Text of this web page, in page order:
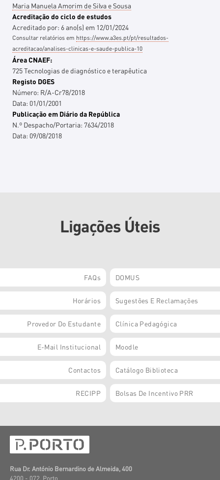
Maria Manuela Amorim de Silva e Sousa
Acreditação do ciclo de estudos
Acreditado por: 6ano(s) em 12/01/2024
Consultar relatórios em https://www.a3es.pt/pt/resultados-
acreditacao/analises-clinicas-e-saude-publica-10
Área CNAEF:
725 Tecnologias de diagnóstico e terapêutica
Registo DGES
Número: R/A-Cr78/2018
Data: 01/01/2001
Publicação em Diário da República
N.º Despacho/Portaria: 7634/2018
Data: 09/08/2018
Ligações Úteis
FAQs DOMUS
Horários Sugestões E Reclamações
Provedor Do Estudante Clínica Pedagógica
E-Mail Institucional Moodle
Contactos Catálogo Biblioteca
RECIPP Bolsas De Incentivo PRR
Rua Dr. António Bernardino de Almeida, 400
4200 - 072, Porto